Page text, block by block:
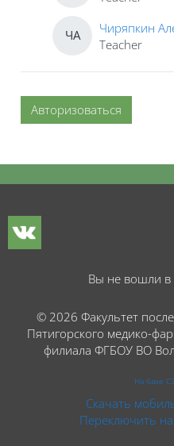
ЧА
Чиряпкин
Teacher
Авторизоваться
Вы не вошли в
© 2026 Факультет
Пятигорского медико-
филиала ФГБОУ ВО
На базе
Скачать
Переключить